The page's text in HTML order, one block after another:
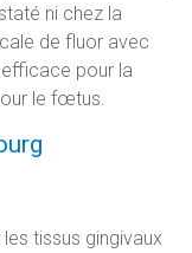
ni chez la
de fluor avec
pour la
le fœtus.
tissus gingivaux